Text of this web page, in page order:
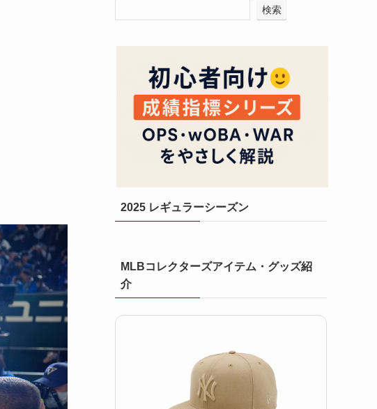
検索
2025 レギュラーシーズン
MLBコレクターズアイテム・グッズ紹
介